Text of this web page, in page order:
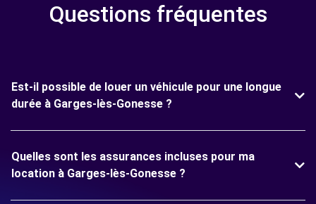
Questions fréquentes
Est-il possible de louer un véhicule pour une longue
durée à Garges-lès-Gonesse ?
Quelles sont les assurances incluses pour ma
location à Garges-lès-Gonesse ?